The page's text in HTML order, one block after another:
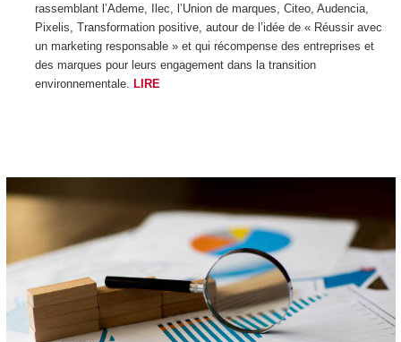
rassemblant l’Ademe, Ilec, l’Union de marques, Citeo, Audencia,
Pixelis, Transformation positive, autour de l’idée de « Réussir avec
un marketing responsable » et qui récompense des entreprises et
des marques pour leurs engagement dans la transition
environnementale.
LIRE